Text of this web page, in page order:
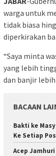
warga untuk
tidak biasa
diperkirakan
“Saya minta
yang lebih
dan banjir
BACAAN
Bakti ke
Ke Setiap
Acep